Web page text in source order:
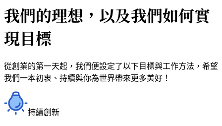
我們的理想，以及我們如何實
現目標
從創業的第一天起，我們便設定了以下目標與工作方法，希望
我們一本初衷、持續與你為世界帶來更多美好！
持續創新